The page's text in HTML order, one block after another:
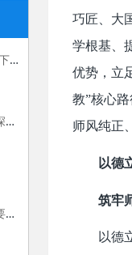
巧匠、大
学根基、
优势，立
教”核心
师风纯正
以德
筑牢
以德
湖南机电职业技术学院暑期“三下乡”：长大后，我就成了你
福建船政交通职业学院：着力深化产教融合，“六招”助推职教供给侧改革
工作过程导向是高职课改的重要指导原则